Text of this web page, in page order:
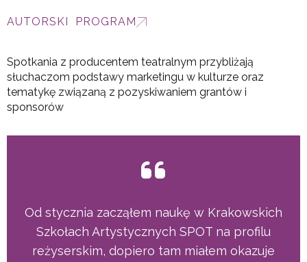
AUTORSKI PROGRAM
Spotkania z producentem teatralnym przybliżają
słuchaczom podstawy marketingu w kulturze oraz
tematykę związaną z pozyskiwaniem grantów i
sponsorów
na profilu
okazuje
Chodząc do Szkoły Reżyserii,
Michał, nauczyłem się
myślenia scenicznego.